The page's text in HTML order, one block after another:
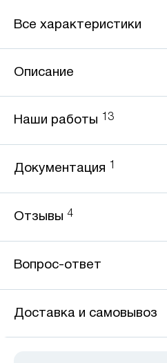
Все характеристики
Описание
Наши работы 13
Документация
Отзывы 4
Вопрос-ответ
Доставка и самовывоз